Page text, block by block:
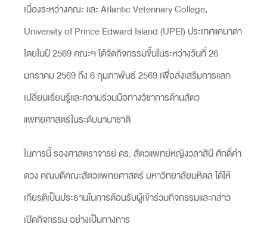
เนื่องระหว่างคณะ และ Atlantic Veterinary College,
University of Prince Edward Island (UPEI) ประเทศแคนาดา
โดยในปี 2569 คณะฯ ได้จัดกิจกรรมขึ้นในระหว่างวันที่ 26
มกราคม 2569 ถึง 6 กุมภาพันธ์ 2569 เพื่อส่งเสริมการแลก
เปลี่ยนเรียนรู้และความร่วมมือทางวิชาการด้านสัตว
แพทยศาสตร์ในระดับนานาชาติ
ในการนี้ รองศาสตราจารย์ ดร. สัตวแพทย์หญิงวลาสินี ศักดิ์คำ
ดวง คณบดีคณะสัตวแพทยศาสตร์ มหาวิทยาลัยมหิดล ได้ให้
เกียรติเป็นประธานในการต้อนรับผู้เข้าร่วมกิจกรรมและกล่าว
เปิดกิจกรรม อย่างเป็นทางการ